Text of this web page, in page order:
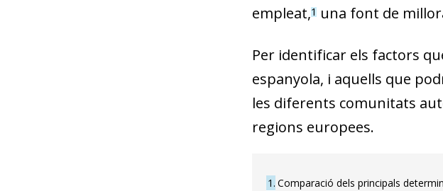
empleat,1una font de
Per identificar els factors
espanyola, i aquells que
les diferents comunitats
regions europees.
1 Comparació dels principals